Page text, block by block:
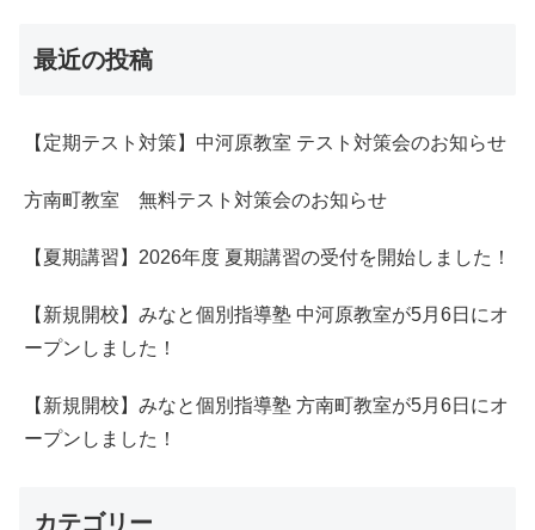
最近の投稿
【定期テスト対策】中河原教室 テスト対策会のお知らせ
方南町教室 無料テスト対策会のお知らせ
【夏期講習】2026年度 夏期講習の受付を開始しました！
【新規開校】みなと個別指導塾 中河原教室が5月6日にオ
ープンしました！
【新規開校】みなと個別指導塾 方南町教室が5月6日にオ
ープンしました！
カテゴリー